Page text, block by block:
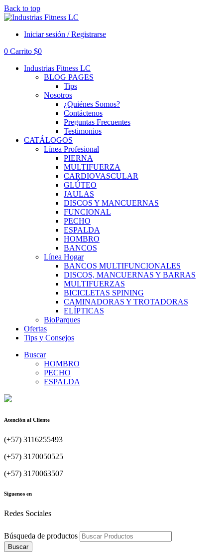
Back to top
Iniciar sesión / Registrarse
0 Carrito $0
Industrias Fitness LC
BLOG PAGES
Tips
Nosotros
¿Quiénes Somos?
Contáctenos
Preguntas Frecuentes
Testimonios
CATÁLOGOS
Línea Profesional
PIERNA
MULTIFUERZA
CARDIOVASCULAR
GLÚTEO
JAULAS
DISCOS Y MANCUERNAS
FUNCIONAL
PECHO
ESPALDA
HOMBRO
BANCOS
Línea Hogar
BANCOS MULTIFUNCIONALES
DISCOS, MANCUERNAS Y BARRAS
MULTIFUERZAS
BICICLETAS SPINING
CAMINADORAS Y TROTADORAS
ELÍPTICAS
BioParques
Ofertas
Tips y Consejos
Buscar
HOMBRO
PECHO
ESPALDA
Atención al Cliente
(+57) 3116255493
(+57) 3170050525
(+57) 3170063507
Siguenos en
Redes Sociales
Búsqueda de productos
Buscar